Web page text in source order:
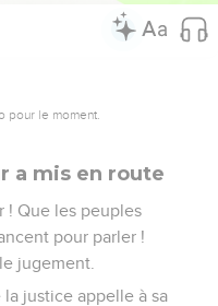
pour le moment.
a mis en route
! Que les peuples
pour parler !
jugement.
justice appelle à sa